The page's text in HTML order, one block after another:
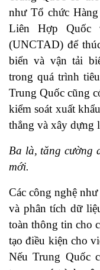
như Tổ chức
Liên Hợp Quốc
(UNCTAD) để
biển và vận tải
trong quá trình
Trung Quốc cũng
kiểm soát xuất
thẳng và xây dựng
Ba là, tăng cường
mới.
Các công nghệ
và phân tích dữ
toàn thông tin cho
tạo điều kiện cho
Nếu Trung Quốc